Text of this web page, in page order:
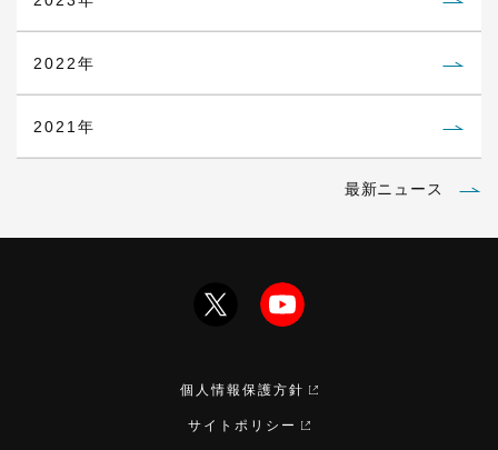
2022年
2021年
最新ニュース
個人情報保護方針
サイトポリシー